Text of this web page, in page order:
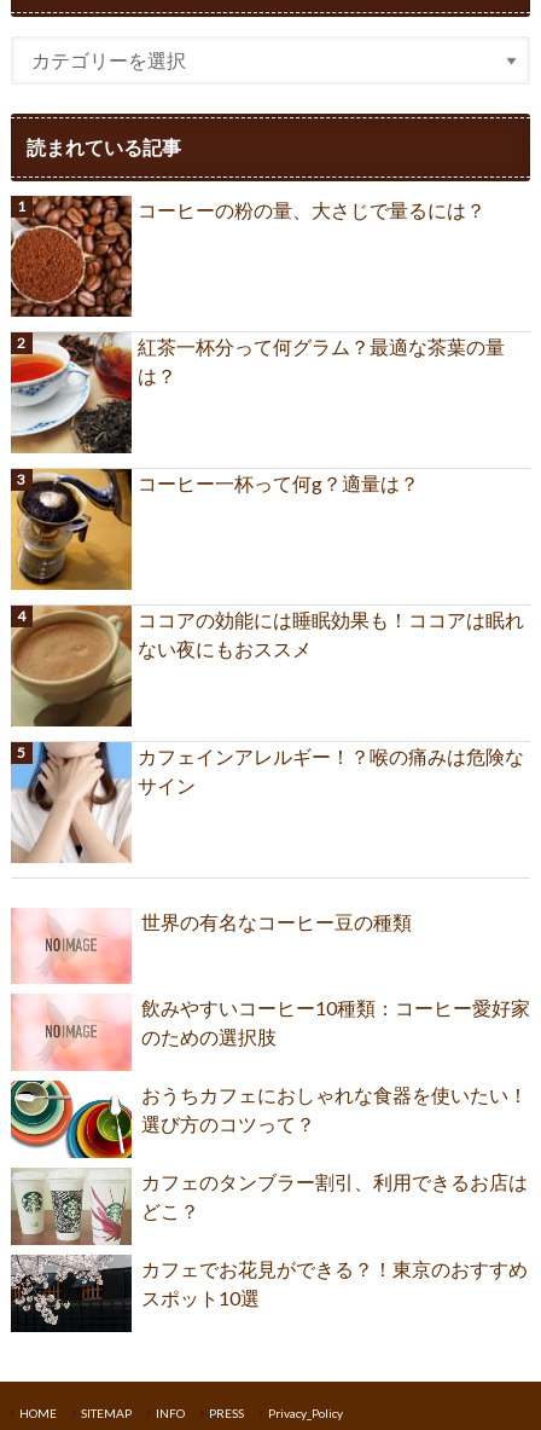
読まれている記事
コーヒーの粉の量、大さじで量るには？
紅茶一杯分って何グラム？最適な茶葉の量
は？
コーヒー一杯って何g？適量は？
ココアの効能には睡眠効果も！ココアは眠れ
ない夜にもおススメ
カフェインアレルギー！？喉の痛みは危険な
サイン
世界の有名なコーヒー豆の種類
飲みやすいコーヒー10種類：コーヒー愛好家
のための選択肢
おうちカフェにおしゃれな食器を使いたい！
選び方のコツって？
カフェのタンブラー割引、利用できるお店は
どこ？
カフェでお花見ができる？！東京のおすすめ
スポット10選
HOME SITEMAP INFO PRESS Privacy_Policy